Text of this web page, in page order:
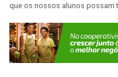
que os nossos alunos possam